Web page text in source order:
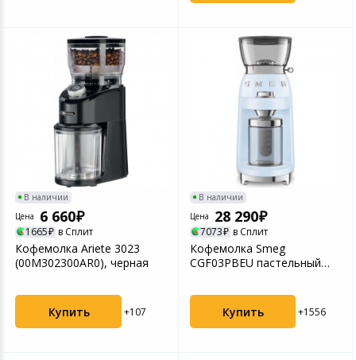
В наличии
Цена
6 660
1665 в Сплит
Кофемолка Ariete 3023
(00M302300AR0), черная
Купить +107
В наличии
Цена
28 290
7073 в Сплит
Кофемолка Smeg
CGF03PBEU пастельный
Купить +1556